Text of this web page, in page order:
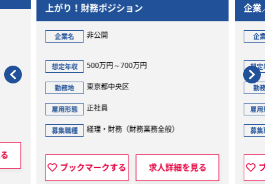
上がり！財務ポジション
企業名 非公開
想定年収 500万円～700万円
勤務地 東京都中央区
雇用形態 正社員
募集職種 経理・財務（財務業務全般）
ブックマークする 求人詳細を見る
企業
企
想定
勤
雇用
募集